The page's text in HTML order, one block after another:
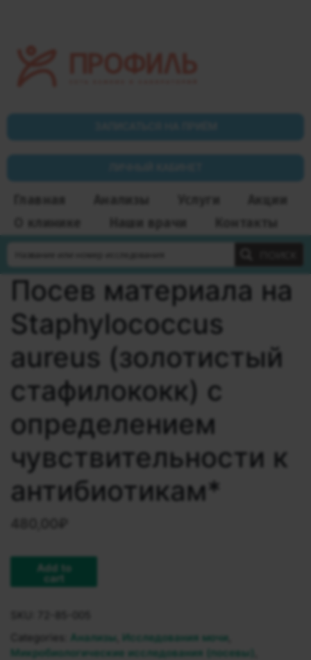
Главная Анализы Услуги
Акции
О клинике
Наши врачи Контакты
Посев материала на
Staphylocосcus
aureus (золотистый
стафилококк) с
определением
чувcтвительности к
антибиотикам*
Add to
cart
Анализы Исследования мочи
Микробиологические исследования (посевы)